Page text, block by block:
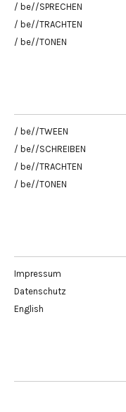
/ be//SPRECHEN
/ be//TRACHTEN
/ be//TONEN
/ be//TWEEN
/ be//SCHREIBEN
/ be//TRACHTEN
/ be//TONEN
Impressum
Datenschutz
English